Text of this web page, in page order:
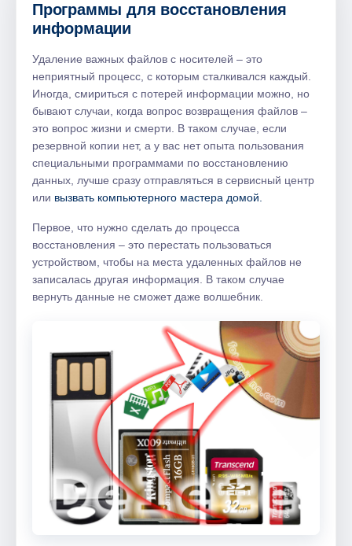
Программы для восстановления
информации
Удаление важных файлов с носителей – это
неприятный процесс, с которым сталкивался каждый.
Иногда, смириться с потерей информации можно, но
бывают случаи, когда вопрос возвращения файлов –
это вопрос жизни и смерти. В таком случае, если
резервной копии нет, а у вас нет опыта пользования
специальными программами по восстановлению
данных, лучше сразу отправляться в сервисный центр
или вызвать компьютерного мастера домой.
Первое, что нужно сделать до процесса
восстановления – это перестать пользоваться
устройством, чтобы на места удаленных файлов не
записалась другая информация. В таком случае
вернуть данные не сможет даже волшебник.